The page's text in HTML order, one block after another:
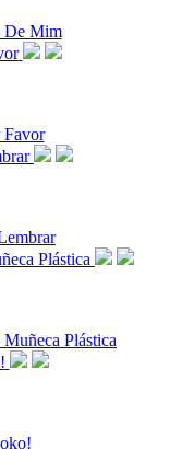
De Mim
Favor
Plástica